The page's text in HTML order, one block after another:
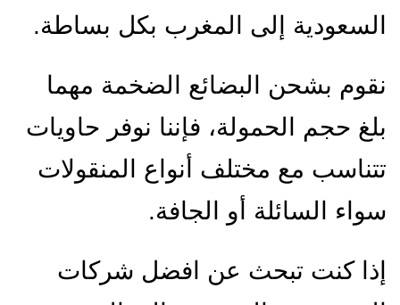
السعودية إلى المغرب بكل بساطة.
نقوم بشحن البضائع الضخمة مهما
بلغ حجم الحمولة، فإننا نوفر حاويات
تتناسب مع مختلف أنواع المنقولات
سواء السائلة أو الجافة.
إذا كنت تبحث عن افضل شركات